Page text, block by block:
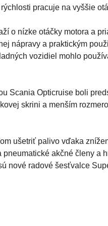
pracuje na vyššie
o nízke otáčky motora a
nápravy a praktickým
vozidiel mohlo
Scania Opticruise boli
skrini a menším
ušetriť palivo vďaka
pneumatické akčné členy a
nové radové šesťvalce